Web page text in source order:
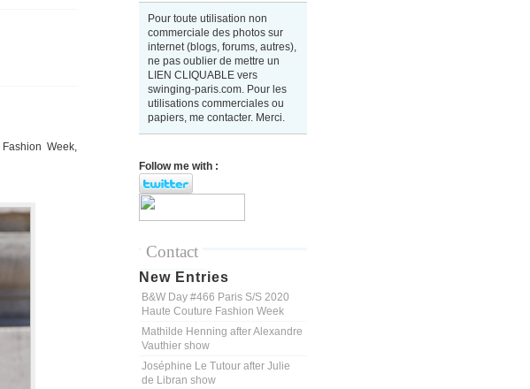
Pour toute utilisation non
commerciale des photos sur
internet (blogs, forums, autres),
ne pas oublier de mettre un
LIEN CLIQUABLE vers
swinging-paris.com. Pour les
utilisations commerciales ou
papiers, me contacter. Merci.
Follow me with :
Contact
New Entries
B&W Day #466 Paris S/S 2020
Haute Couture Fashion Week
Mathilde Henning after Alexandre
Vauthier show
Joséphine Le Tutour after Julie
de Libran show
Week,